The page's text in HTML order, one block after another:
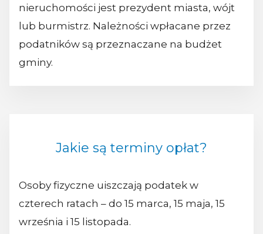
nieruchomości jest prezydent miasta, wójt
lub burmistrz. Należności wpłacane przez
podatników są przeznaczane na budżet
gminy.
Jakie są terminy opłat?
Osoby fizyczne uiszczają podatek w
czterech ratach – do 15 marca, 15 maja, 15
września i 15 listopada.